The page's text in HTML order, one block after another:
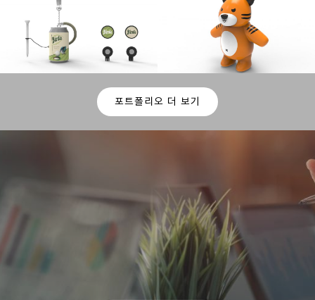
포트폴리오 더 보기
OUR CURATION
For you
기업의 판촉 목적과 예산에 맞춰
이엠 인터네셔널에서
가장 적합한 제품들을 추천 해드립니다.